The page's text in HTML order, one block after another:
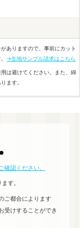
ありますので、事前にカット
→生地サンプル請求はこちら
は避けてください。また、綿
ます。
認ください。
す。
ご都合によります
受けすることができ